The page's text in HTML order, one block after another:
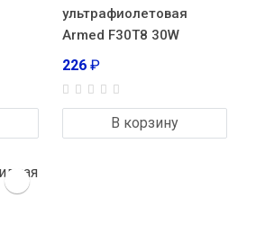
ультрафиолетовая
Armed F30T8 30W
226 ₽
В корзину